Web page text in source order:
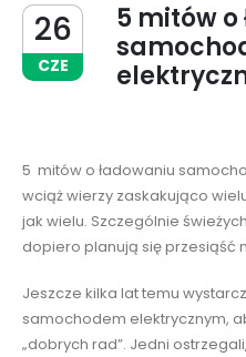
26
CZE
5 mitów o
5 mitów o ładowaniu
wciąż wierzy zaskakująco
jak wielu. Szczególnie
dopiero planują się przesiąść
Jeszcze kilka lat temu
samochodem elektrycznym,
„dobrych rad”. Jedni